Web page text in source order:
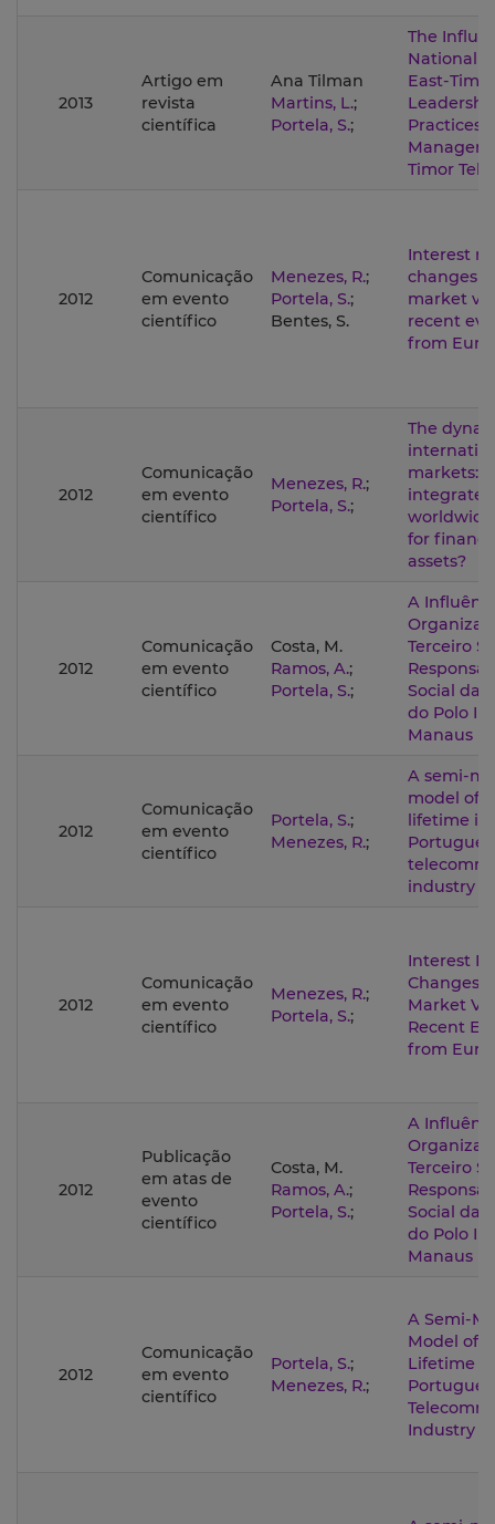
2013
Artigo em
revista
científica
Ana Tilman
Martins, L.;
Portela, S.;
The
National
East-
Practices
Timor
2012
Comunicação
em evento
científico
Menezes, R.;
Portela, S.;
Bentes, S.
Interest
changes
market
recent
from
2012
Comunicação
em evento
científico
Menezes, R.;
Portela, S.;
The
markets:
integrated
for
assets?
2012
Comunicação
em evento
científico
Costa, M.
Ramos, A.;
Portela, S.;
A
Terceiro
Social das
do Polo
Manaus
2012
Comunicação
em evento
científico
Portela, S.;
Menezes, R.;
A semi-
model of
lifetime in
industry
2012
Comunicação
em evento
científico
Menezes, R.;
Portela, S.;
Interest
Changes
Market
Recent
from
2012
Publicação
em atas de
evento
científico
Costa, M.
Ramos, A.;
Portela, S.;
A
Terceiro
Social das
do Polo
Manaus
2012
Comunicação
em evento
científico
Portela, S.;
Menezes, R.;
A Semi-
Model of
Lifetime
Industry